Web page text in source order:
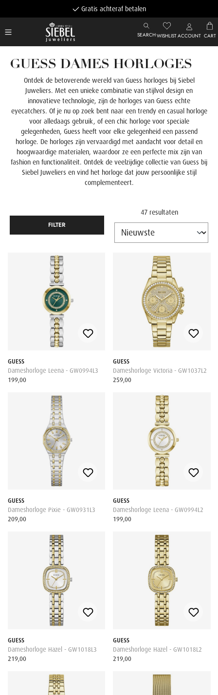
Gratis achteraf betalen
SEARCHWISHLISTACCOUNT CART
GUESS DAMES HORLOGES
Ontdek de betoverende wereld van Guess horloges bij Siebel
Juweliers. Met een unieke combinatie van stijlvol design en
innovatieve technologie, zijn de horloges van Guess echte
eyecatchers. Of je nu op zoek bent naar een trendy en casual horloge
voor alledaags gebruik, of een chic horloge voor speciale
gelegenheden, Guess heeft voor elke gelegenheid een passend
horloge. De horloges zijn vervaardigd met aandacht voor detail en
hoogwaardige materialen, waardoor ze een perfecte mix zijn van
fashion en functionaliteit. Ontdek de veelzijdige collectie van Guess bij
Siebel Juweliers en vind het horloge dat jouw persoonlijke stijl
complementeert.
FILTER
47 resultaten
GUESS
Dameshorloge Leena - GW0994L3
199,00
GUESS
Dameshorloge Victoria - GW1037L2
259,00
GUESS
Dameshorloge Pixie - GW0931L3
209,00
GUESS
Dameshorloge Leena - GW0994L2
199,00
GUESS
Dameshorloge Hazel - GW1018L3
219,00
GUESS
Dameshorloge Hazel - GW1018L2
219,00